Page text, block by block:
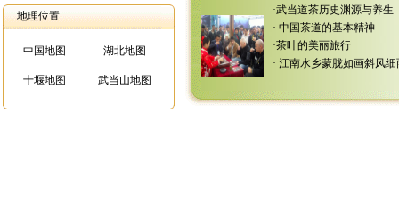
地理位置
中国地图 湖北地图
十堰地图 武当山地图
·武当道茶历史渊源与养生
· 中国茶道的基本精神
·茶叶的美丽旅行
· 江南水乡蒙胧如画斜风细